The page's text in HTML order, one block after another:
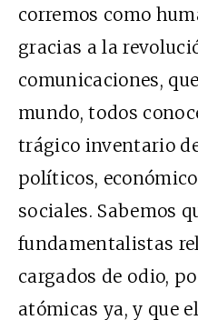
corremos como
gracias a la
comunicaciones,
mundo, todos
trágico inventario
políticos,
sociales. Sabemos
fundamentalistas
cargados de odio,
atómicas ya, y que